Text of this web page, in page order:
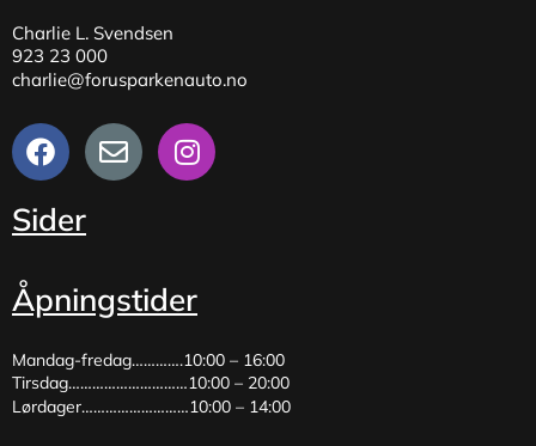
Charlie L. Svendsen
923 23 000
charlie@forusparkenauto.no
Sider
Åpningstider
Mandag-fredag………….10:00 – 16:00
Tirsdag…………………………10:00 – 20:00
Lørdager………………………10:00 – 14:00